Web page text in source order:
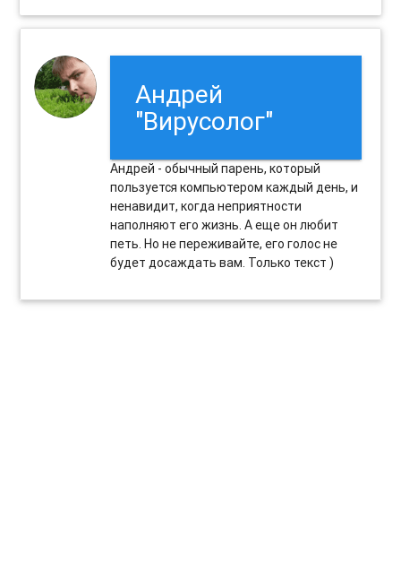
Андрей
"Вирусолог"
Андрей - обычный парень, который
пользуется компьютером каждый день, и
ненавидит, когда неприятности
наполняют его жизнь. А еще он любит
петь. Но не переживайте, его голос не
будет досаждать вам. Только текст )